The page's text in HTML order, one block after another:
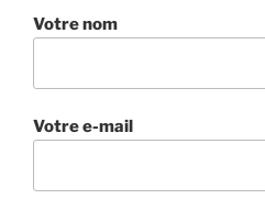
Votre nom
Votre e-mail